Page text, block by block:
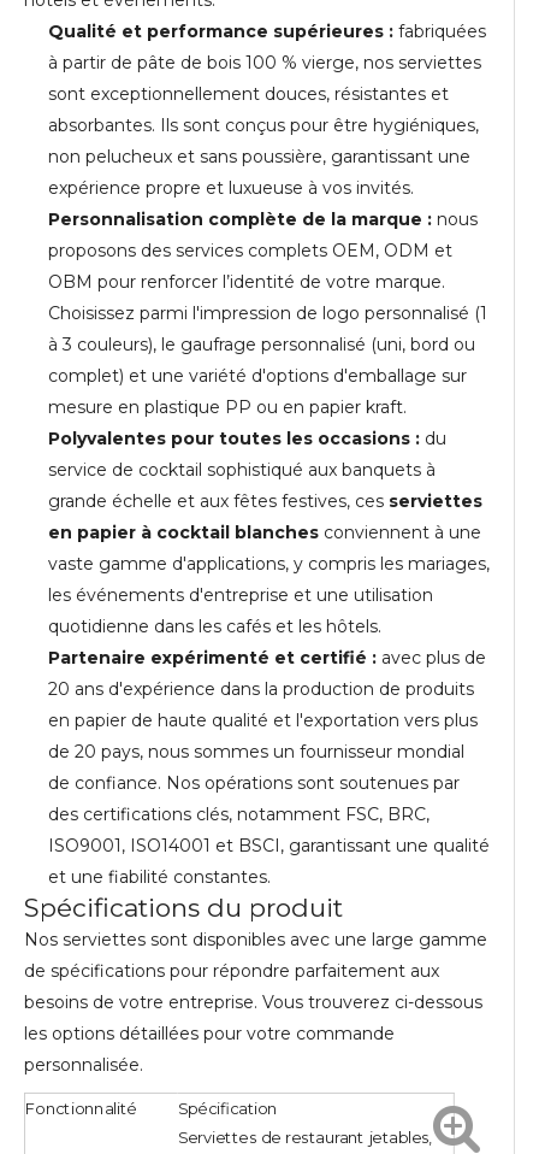
Qualité et performance supérieures : fabriquées
à partir de pâte de bois 100 % vierge, nos serviettes
sont exceptionnellement douces, résistantes et
absorbantes. Ils sont conçus pour être hygiéniques,
non pelucheux et sans poussière, garantissant une
expérience propre et luxueuse à vos invités.
Personnalisation complète de la marque : nous
proposons des services complets OEM, ODM et
OBM pour renforcer l’identité de votre marque.
Choisissez parmi l'impression de logo personnalisé (1
à 3 couleurs), le gaufrage personnalisé (uni, bord ou
complet) et une variété d'options d'emballage sur
mesure en plastique PP ou en papier kraft.
Polyvalentes pour toutes les occasions : du
service de cocktail sophistiqué aux banquets à
grande échelle et aux fêtes festives, ces serviettes
en papier à cocktail blanches conviennent à une
vaste gamme d'applications, y compris les mariages,
les événements d'entreprise et une utilisation
quotidienne dans les cafés et les hôtels.
Partenaire expérimenté et certifié : avec plus de
20 ans d'expérience dans la production de produits
en papier de haute qualité et l'exportation vers plus
de 20 pays, nous sommes un fournisseur mondial
de confiance. Nos opérations sont soutenues par
des certifications clés, notamment FSC, BRC,
ISO9001, ISO14001 et BSCI, garantissant une qualité
et une fiabilité constantes.
Spécifications du produit
Nos serviettes sont disponibles avec une large gamme
de spécifications pour répondre parfaitement aux
besoins de votre entreprise. Vous trouverez ci-dessous
les options détaillées pour votre commande
personnalisée.
Fonctionnalité Spécification
Serviettes de restaurant jetables,